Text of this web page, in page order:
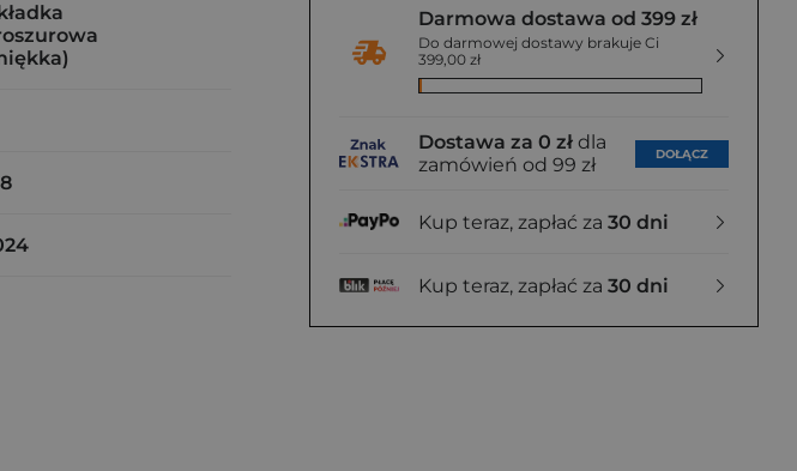
Darmowa dostawa od 399 zł
Do darmowej dostawy brakuje Ci
399,00 zł
Dostawa za 0 zł dla
zamówień od 99 zł
DOŁĄCZ
Kup teraz, zapłać za 30 dni
Kup teraz, zapłać za 30 dni